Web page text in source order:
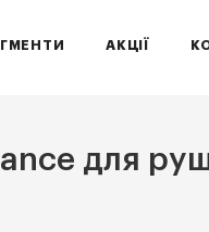
АКЦІЇ
для